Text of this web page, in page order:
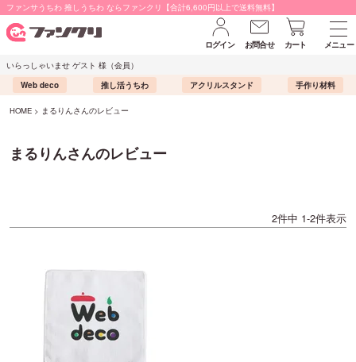
ファンサうちわ 推しうちわ ならファンクリ【合計6,600円以上で送料無料】
ログイン お問合せ カート
メニュー
いらっしゃいませ ゲスト 様（会員）
Web deco
推し活うちわ アクリルスタンド 手作り材料
HOME まるりんさんのレビュー
まるりんさんのレビュー
2件中 1-2件表示